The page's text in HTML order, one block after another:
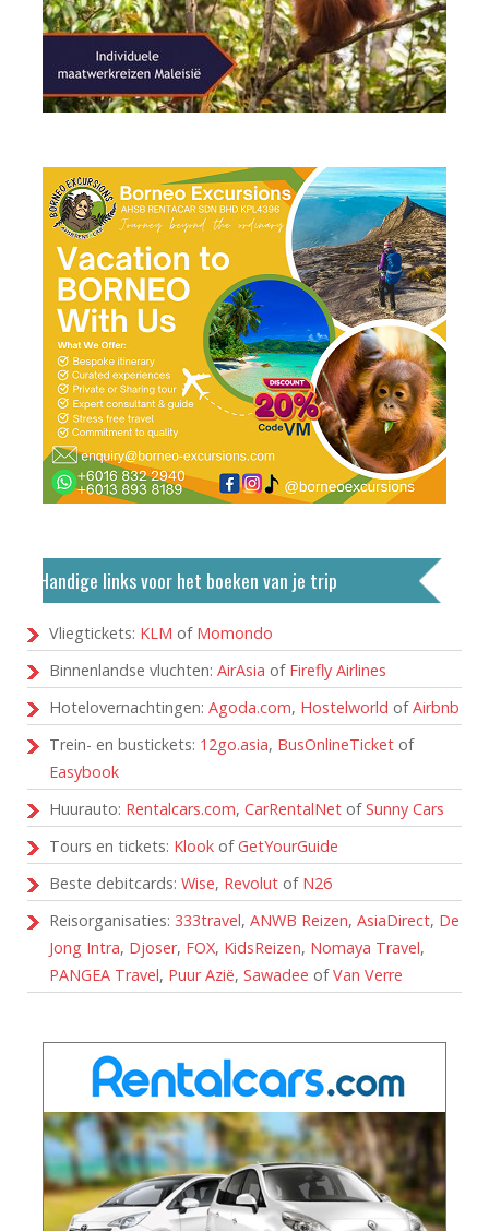
Handige links voor het boeken van je trip
Vliegtickets: KLM of Momondo
Binnenlandse vluchten: AirAsia of Firefly Airlines
Hotelovernachtingen: Agoda.com, Hostelworld ofAirbnb
Trein- en bustickets: 12go.asia, BusOnlineTicket of
Easybook
Huurauto: Rentalcars.com, CarRentalNet ofSunny Cars
Tours en tickets: Klook ofGetYourGuide
Beste debitcards: Wise, Revolut of N26
Reisorganisaties: 333travel, ANWB Reizen, AsiaDirect, De
Jong Intra, Djoser, FOX, KidsReizen, Nomaya Travel,
PANGEA Travel, Puur Azië, Sawadee ofVan Verre